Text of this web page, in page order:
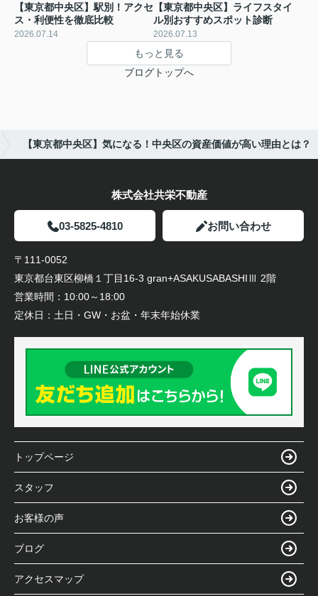
【東京都中央区】駅別！アクセ
ス・利便性を徹底比較
2026.07.14
【東京都中央区】ライフスタイ
ル別おすすめスポット診断
2026.07.13
もっと見る
ブログトップへ
【東京都中央区】気になる！中央区の資産価値が高い理由とは？
株式会社共栄不動産
03-5825-4810 お問い合わせ
〒111-0052
東京都台東区柳橋１丁目16-3 gran+ASAKUSABASHIⅢ 2階
営業時間： 10:00～18:00
定休日： 土日・GW・お盆・年末年始休業
トップページ
スタッフ
お客様の声
ブログ
アクセスマップ